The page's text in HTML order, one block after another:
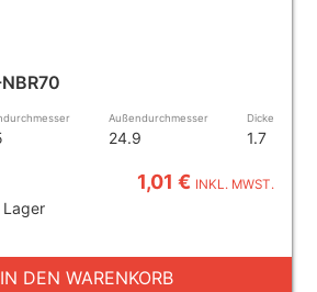
Außendurchmesser
24.9
Dicke
1.7
1,01 € INKL. MWST.
IN DEN WARENKORB